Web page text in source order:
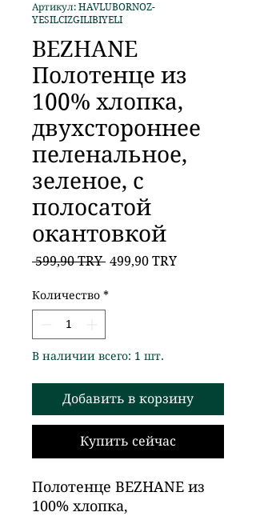
Артикул: HAVLUBORNOZ-
YESILCIZGILIBIYELI
BEZHANE
Полотенце из
100% хлопка,
двухстороннее
пеленальное,
зеленое, с
полосатой
окантовкой
599,90 TRY Обычная
499,90 TRYСпеццена
Количество *
В наличии всего: 1 шт.
Добавить в корзину
Купить сейчас
Полотенце BEZHANE из
100% хлопка,